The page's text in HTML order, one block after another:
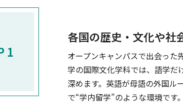
1
各国の歴史・文化や社
オープンキャンパスで出会った
学の国際文化学科では、語学だ
深めます。英語が母語の外国ル
で“学内留学”のような環境で